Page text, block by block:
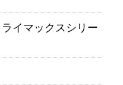
ライマックスシリー